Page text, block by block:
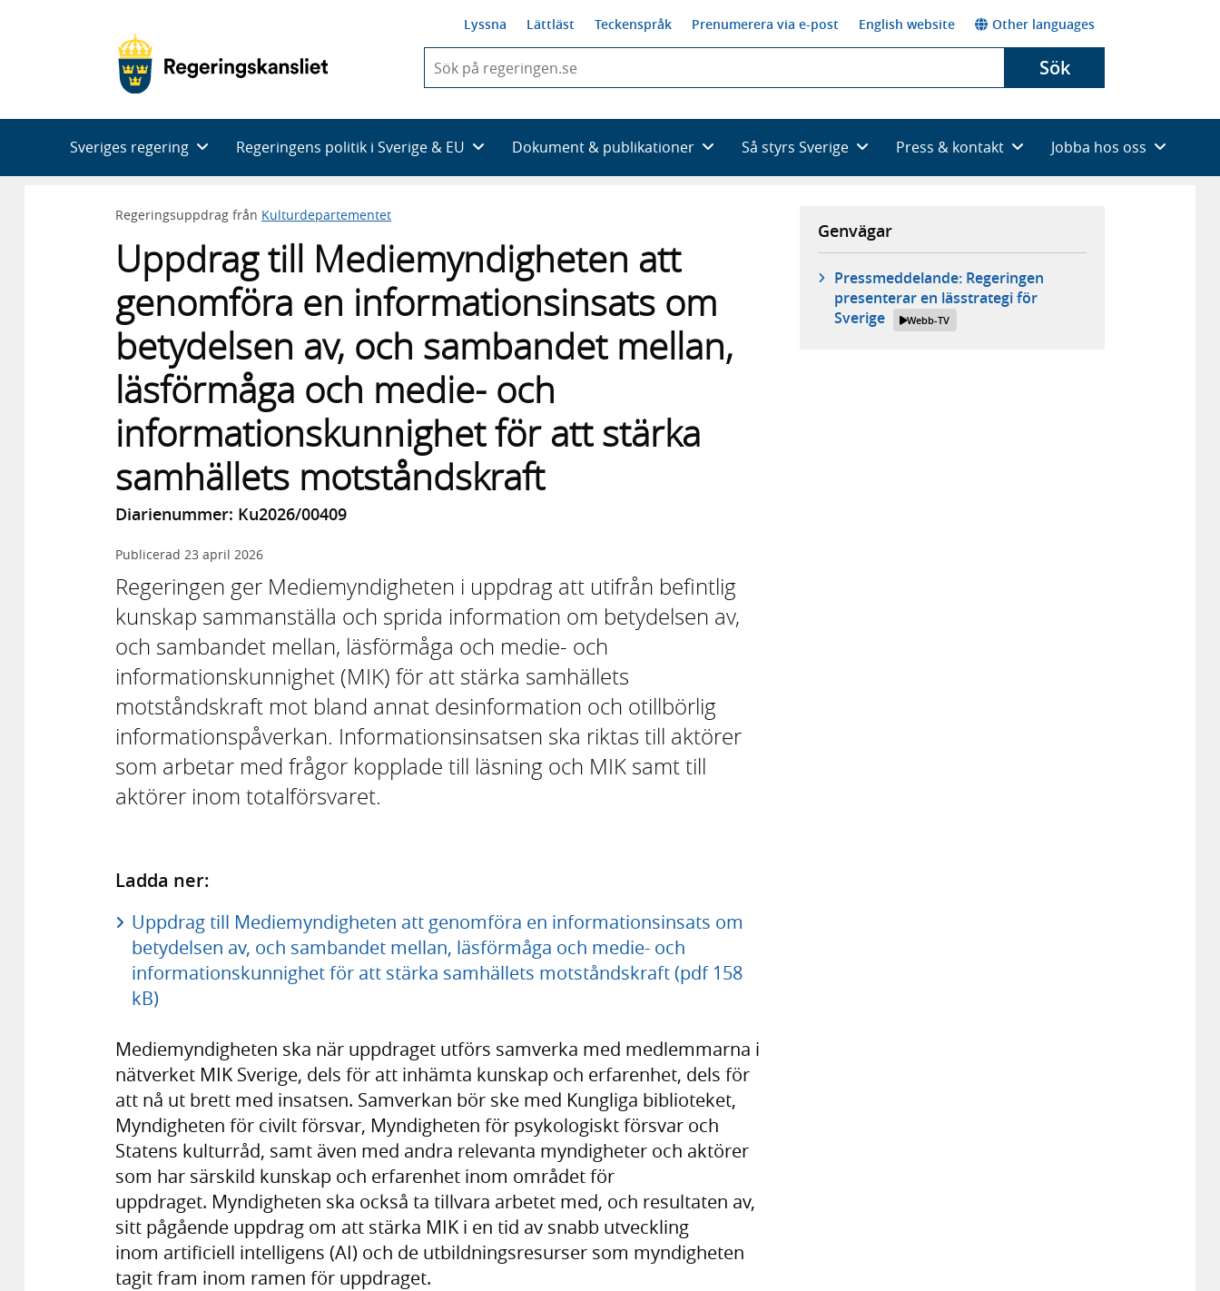
Lyssna Lättläst Teckenspråk Prenumerera via e-post English website Other languages
du
skriva
framträder
en
Sök
Sveriges regering Regeringens politik i Sverige & EU Dokument & publikationer Så styrs Sverige Press & kontakt Jobba hos oss
Regeringsuppdrag från Kulturdepartementet
Uppdrag till Mediemyndigheten att
genomföra en informationsinsats om
betydelsen av, och sambandet mellan,
läsförmåga och medie- och
informationskunnighet för att stärka
samhällets motståndskraft
Diarienummer: Ku2026/00409
Publicerad 23 april 2026
Regeringen ger Mediemyndigheten i uppdrag att utifrån befintlig
kunskap sammanställa och sprida information om betydelsen av,
och sambandet mellan, läsförmåga och medie- och
informationskunnighet (MIK) för att stärka samhällets
motståndskraft mot bland annat desinformation och otillbörlig
informationspåverkan. Informationsinsatsen ska riktas till aktörer
som arbetar med frågor kopplade till läsning och MIK samt till
aktörer inom totalförsvaret.
Ladda ner:
Uppdrag till Mediemyndigheten att genomföra en informationsinsats om
betydelsen av, och sambandet mellan, läsförmåga och medie- och
informationskunnighet för att stärka samhällets motståndskraft (pdf 158
kB)
Mediemyndigheten ska när uppdraget utförs samverka med medlemmarna i
nätverket MIK Sverige, dels för att inhämta kunskap och erfarenhet, dels för
att nå ut brett med insatsen. Samverkan bör ske med Kungliga biblioteket,
Myndigheten för civilt försvar, Myndigheten för psykologiskt försvar och
Statens kulturråd, samt även med andra relevanta myndigheter och aktörer
som har särskild kunskap och erfarenhet inom området för
uppdraget. Myndigheten ska också ta tillvara arbetet med, och resultaten av,
sitt pågående uppdrag om att stärka MIK i en tid av snabb utveckling
inom artificiell intelligens (AI) och de utbildningsresurser som myndigheten
tagit fram inom ramen för uppdraget.
Genvägar
Pressmeddelande: Regeringen
presenterar en lässtrategi för
Sverige
Webb-TV